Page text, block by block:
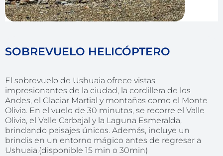
SOBREVUELO HELICÓPTERO
El sobrevuelo de Ushuaia ofrece vistas
impresionantes de la ciudad, la cordillera de los
Andes, el Glaciar Martial y montañas como el Monte
Olivia. En el vuelo de 30 minutos, se recorre el Valle
Olivia, el Valle Carbajal y la Laguna Esmeralda,
brindando paisajes únicos. Además, incluye un
brindis en un entorno mágico antes de regresar a
Ushuaia.(disponible 15 min o 30min)